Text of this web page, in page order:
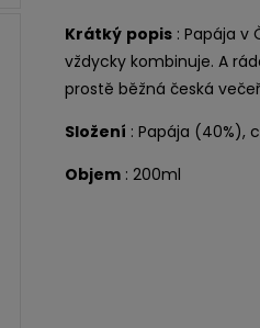
Krátký popis : Papája v
vždycky kombinuje. A
prostě běžná česká
Složení : Papája (40%),
Objem : 200ml